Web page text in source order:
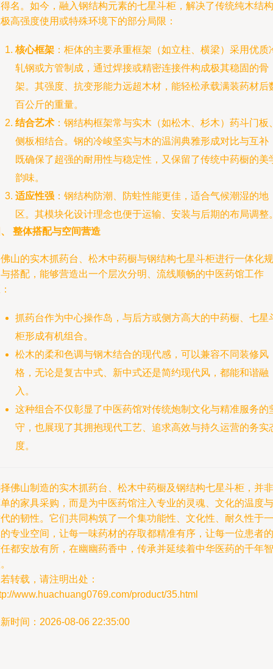
名。如今，融入钢结构元素的七星斗柜，解决了传统纯木结构
高强度使用或特殊环境下的部分局限：
核心框架 ：柜体的主要承重框架（如立柱、横梁）采用优质
轧钢或方管制成，通过焊接或精密连接件构成极其稳固的骨
架。其强度、抗变形能力远超木材，能轻松承载满装药材后
百公斤的重量。
结合艺术 ：钢结构框架常与实木（如松木、杉木）药斗门板
侧板相结合。钢的冷峻坚实与木的温润典雅形成对比与互补
既确保了超强的耐用性与稳定性，又保留了传统中药橱的美
韵味。
适应性强 ：钢结构防潮、防蛀性能更佳，适合气候潮湿的地
区。其模块化设计理念也便于运输、安装与后期的布局调整
整体搭配与空间营造
山的实木抓药台、松木中药橱与钢结构七星斗柜进行一体化规
搭配，能够营造出一个层次分明、流线顺畅的中医药馆工作
抓药台作为中心操作岛，与后方或侧方高大的中药橱、七星
柜形成有机组合。
松木的柔和色调与钢木结合的现代感，可以兼容不同装修风
格，无论是复古中式、新中式还是简约现代风，都能和谐融
入。
这种组合不仅彰显了中医药馆对传统炮制文化与精准服务的
守，也展现了其拥抱现代工艺、追求高效与持久运营的务实
度。
佛山制造的实木抓药台、松木中药橱及钢结构七星斗柜，并非
的家具采购，而是为中医药馆注入专业的灵魂、文化的温度与
的韧性。它们共同构筑了一个集功能性、文化性、耐久性于一
专业空间，让每一味药材的存取都精准有序，让每一位患者的
都安放有所，在幽幽药香中，传承并延续着中华医药的千年智
转载，请注明出处：
www.huachuang0769.com/product/35.html
时间：2026-08-06 22:35:00